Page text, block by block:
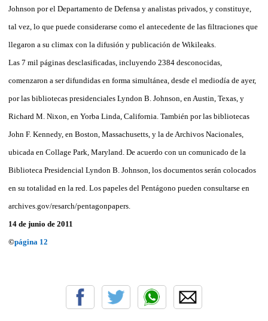
Johnson por el Departamento de Defensa y analistas privados, y constituye,
tal vez, lo que puede considerarse como el antecedente de las filtraciones que
llegaron a su climax con la difusión y publicación de Wikileaks.
Las 7 mil páginas desclasificadas, incluyendo 2384 desconocidas,
comenzaron a ser difundidas en forma simultánea, desde el mediodía de ayer,
por las bibliotecas presidenciales Lyndon B. Johnson, en Austin, Texas, y
Richard M. Nixon, en Yorba Linda, California. También por las bibliotecas
John F. Kennedy, en Boston, Massachusetts, y la de Archivos Nacionales,
ubicada en Collage Park, Maryland. De acuerdo con un comunicado de la
Biblioteca Presidencial Lyndon B. Johnson, los documentos serán colocados
en su totalidad en la red. Los papeles del Pentágono pueden consultarse en
archives.gov/resarch/pentagonpapers.
14 de junio de 2011
©página 12